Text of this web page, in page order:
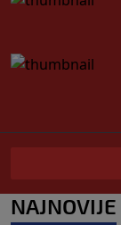
NAJNOVIJE